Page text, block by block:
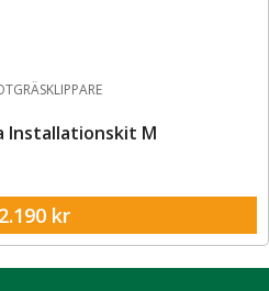
Installationskit M
2.190 kr